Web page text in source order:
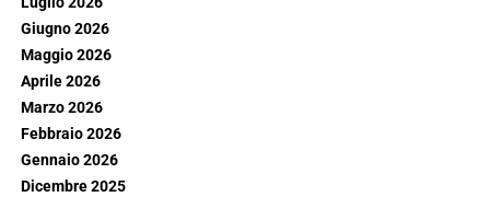
Giugno 2026
Maggio 2026
Aprile 2026
Marzo 2026
Febbraio 2026
Gennaio 2026
Dicembre 2025